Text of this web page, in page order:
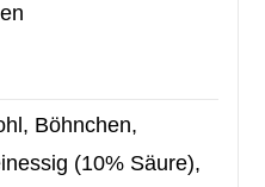
Böhnchen,
(10% Säure),